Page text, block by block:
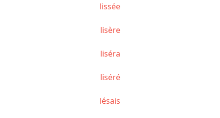
lissée
lisère
liséra
liséré
lésais